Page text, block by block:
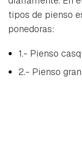
tipos de pienso
ponedoras:
1.- Pienso
2.- Pienso